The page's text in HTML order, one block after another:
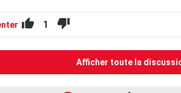
1
Afficher toute la